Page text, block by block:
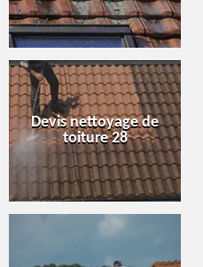
Devis nettoyage de
toiture 28